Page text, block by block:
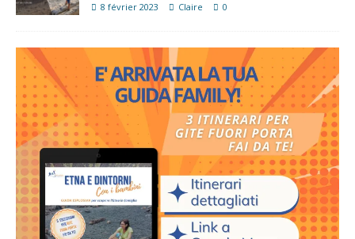
8 février 2023 Claire 0